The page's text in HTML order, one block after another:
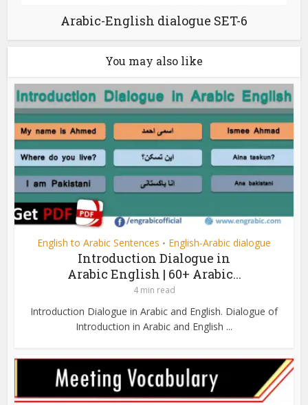
Arabic-English dialogue SET-6
You may also like
English to Arabic Sentences • English-Arabic dialogue
Introduction Dialogue in
Arabic English | 60+ Arabic...
4 min read
Introduction Dialogue in Arabic and English. Dialogue of
Introduction in Arabic and English ...